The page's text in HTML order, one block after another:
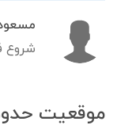
شروع
موقعیت